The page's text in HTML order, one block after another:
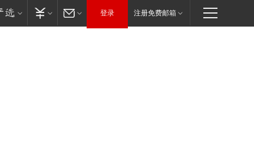
登录 注册免费邮箱